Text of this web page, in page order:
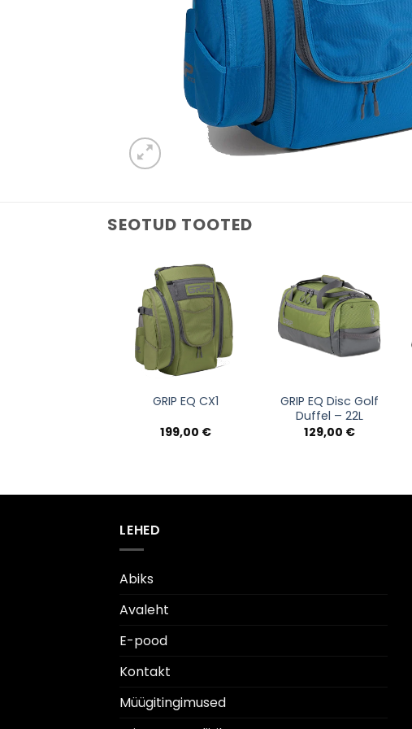
SEOTUD TOOTED
GRIP EQ CX1
199,00 €
GRIP EQ Disc Golf
Duffel – 22L
129,00 €
LEHED
Abiks
Avaleht
E-pood
Kontakt
Müügitingimused